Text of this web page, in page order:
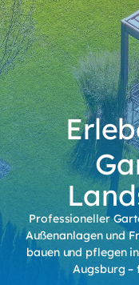
Professioneller
Außenanlagen und
bauen und pflegen
Augsburg –